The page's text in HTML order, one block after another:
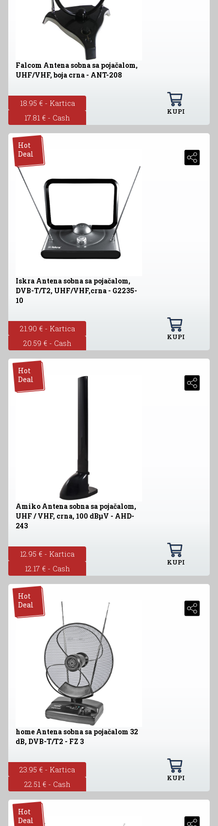
Falcom Antena sobna sa pojačalom,
UHF/VHF, boja crna - ANT-208
18.95 € - Kartica
17.81 € - Cash
KUPI
Hot
Deal
Iskra Antena sobna sa pojačalom,
DVB-T/T2, UHF/VHF,crna - G2235-
10
21.90 € - Kartica
20.59 € - Cash
KUPI
Hot
Deal
Amiko Antena sobna sa pojačalom,
UHF / VHF, crna, 100 dBµV - AHD-
243
12.95 € - Kartica
12.17 € - Cash
KUPI
Hot
Deal
home Antena sobna sa pojačalom 32
dB, DVB-T/T2 - FZ 3
23.95 € - Kartica
22.51 € - Cash
KUPI
Hot
Deal